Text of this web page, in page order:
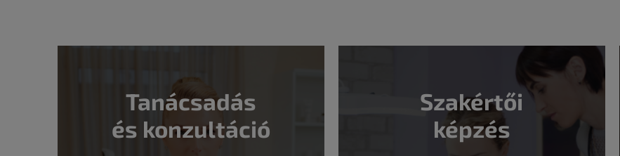
Tanácsadás
és konzultáció
Szakértői
képzés